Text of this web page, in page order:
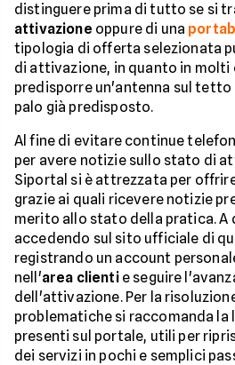
distinguere prima di tutto se si
attivazione oppure di una
tipologia di offerta selezionata
di attivazione, in quanto in molti
predisporre un'antenna sul tetto
palo già predisposto.
Al fine di evitare continue
per avere notizie sullo stato di
Siportal si è attrezzata per
grazie ai quali ricevere notizie
merito allo stato della pratica. A
accedendo sul sito ufficiale di
registrando un account
nell'area clientie seguire
dell'attivazione. Per la
problematiche si raccomanda la
presenti sul portale, utili per
dei servizi in pochi e semplici